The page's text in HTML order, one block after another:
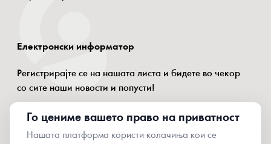
Електронски информатор
Регистрирајте се на нашата листа и бидете во чекор
со сите наши новости и попусти!
Го цениме вашето право на приватност
Нашата платформа користи колачиња кои се